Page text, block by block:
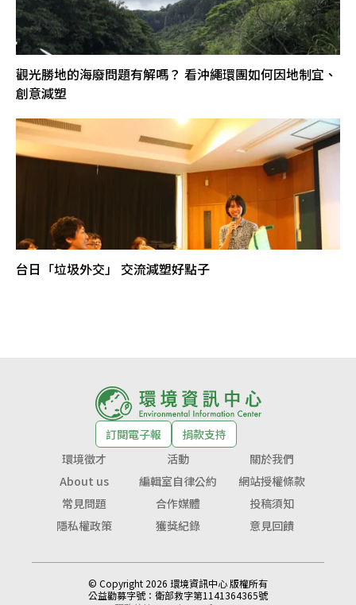
觀光勝地的海廢問題有解嗎？ 看沖繩環團如何因地制宜、
創意減塑
台日「垃圾外交」 交流減塑好點子
訂閱電子報
捐款支持
環境徵才
活動
關於我們
About us
編輯室自律公約
網站授權條款
常見問題
合作媒體
投稿須知
隱私權政策
獲獎紀錄 意見回饋
© Copyright 2026 環境資訊中心 版權所有
公益勸募字號： 衛部救字第1141364365號